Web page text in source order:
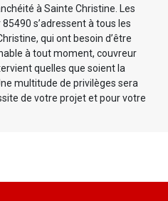
à Sainte Christine. Les
s’adressent à tous les
qui ont besoin d’être
à tout moment, couvreur
quelles que soient la
multitude de privilèges sera
de votre projet et pour votre